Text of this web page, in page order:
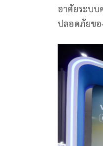
อาศัยระบบ
ปลอดภัยข